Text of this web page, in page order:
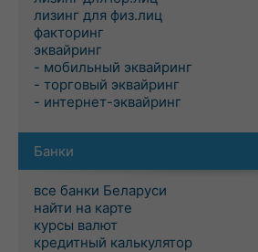
лизинг для физ.лиц
факторинг
эквайринг
- мобильный эквайринг
- торговый эквайринг
- интернет-эквайринг
Банки
все банки Беларуси
найти на карте
курсы валют
кредитный калькулятор